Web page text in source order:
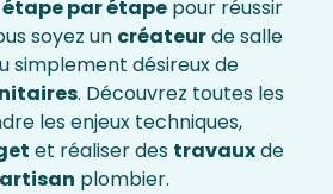
étape par étape pour réussir
soyez un créateurde salle
simplement désireux de
. Découvrez toutes les
les enjeux techniques,
et réaliser des travauxde
artisan plombier.